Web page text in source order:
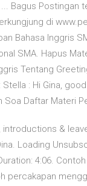
... Bagus
di
Bahasa Inggris
SMA. Hapus
Tentang
Stella : Hi Gina,
Soa Daftar Materi
introductions &
Loading
4:06.
percakapan